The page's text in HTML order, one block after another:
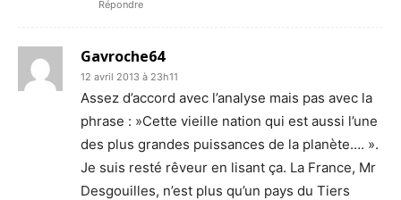
Répondre
Gavroche64
12 avril 2013 à 23h11
Assez d’accord avec l’analyse mais pas avec la
phrase : »Cette vieille nation qui est aussi l’une
des plus grandes puissances de la planète…. ».
Je suis resté rêveur en lisant ça. La France, Mr
Desgouilles, n’est plus qu’un pays du Tiers